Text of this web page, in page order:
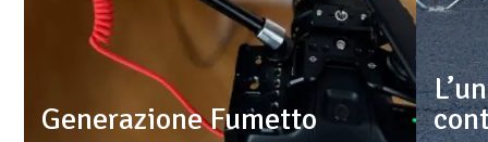
Generazione Fumetto